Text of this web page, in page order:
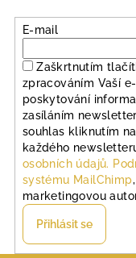
E-mail
Zaškrtnutím
zpracováním Vaší
poskytování
zasíláním
souhlas kliknutím
každého
osobních údajů.
systému MailChimp
marketingovou
Přihlásit se